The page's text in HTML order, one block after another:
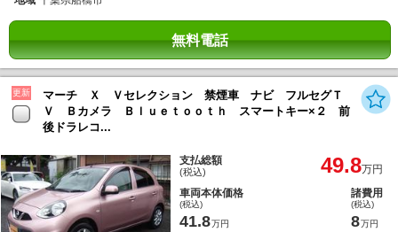
無料電話
更新
マーチ Ｘ Ｖセレクション 禁煙車 ナビ フルセグＴ
Ｖ Ｂカメラ Ｂｌｕｅｔｏｏｔｈ スマートキー×２ 前
後ドラレコ...
支払総額
(税込) 49.8万円
車両本体価格
(税込)
41.8万円
諸費用
(税込)
8万円